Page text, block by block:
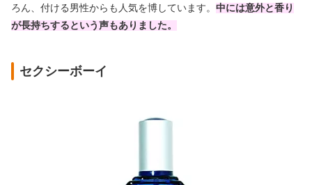
ろん、付ける男性からも人気を博しています。 中には意外と香り
が長持ちするという声もありました。
セクシーボーイ